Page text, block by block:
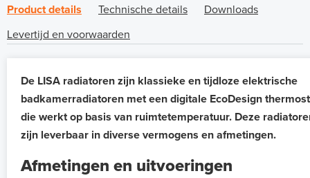
Product details Technische details
Downloads
Levertijd en voorwaarden
De LISA radiatoren zijn klassieke en tijdloze elektrische
badkamerradiatoren met een digitale EcoDesign
die werkt op basis van ruimtetemperatuur. Deze
zijn leverbaar in diverse vermogens en afmetingen.
Afmetingen en uitvoeringen